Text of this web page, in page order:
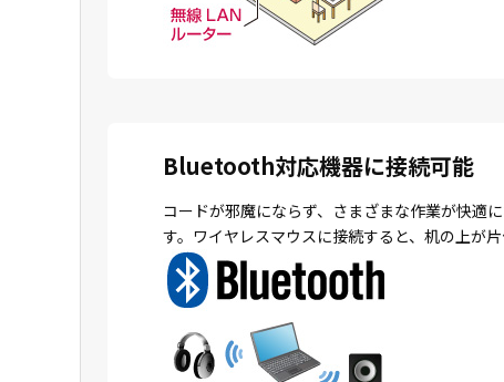
Bluetooth対応機器に接続可能
コードが邪魔にならず、さまざまな作業が快適
す。ワイヤレスマウスに接続すると、机の上が